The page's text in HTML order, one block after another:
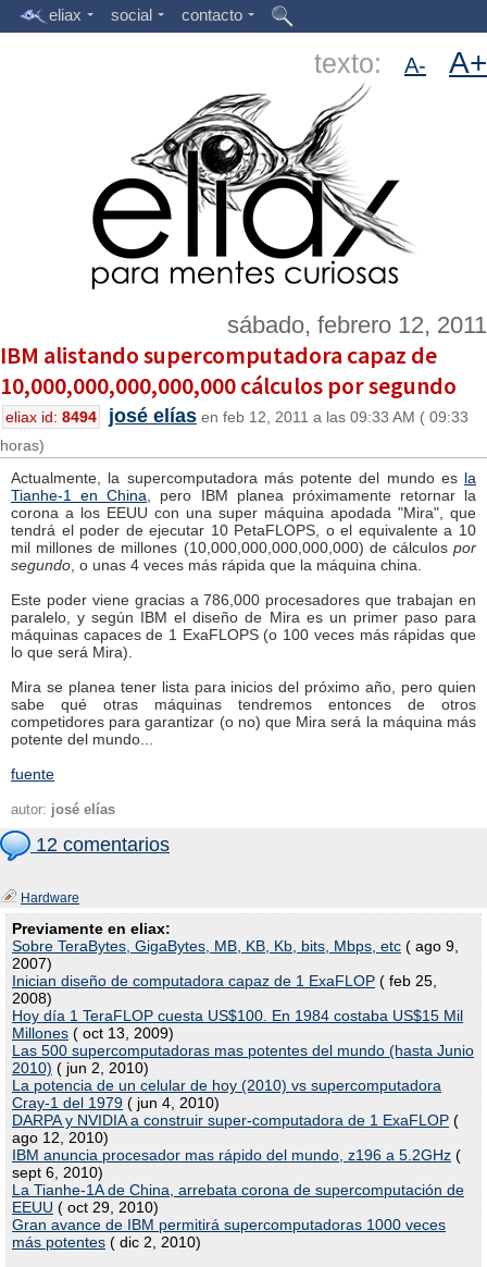
eliax social contacto
texto: A- A+
sábado, febrero 12, 2011
IBM alistando supercomputadora capaz de
10,000,000,000,000,000 cálculos por segundo
eliax id: 8494 josé elías en feb 12, 2011 a las 09:33 AM ( 09:33
horas)
Actualmente, la supercomputadora más potente del mundo es la
Tianhe-1 en China , pero IBM planea próximamente retornar la
corona a los EEUU con una super máquina apodada "Mira", que
tendrá el poder de ejecutar 10 PetaFLOPS, o el equivalente a 10
mil millones de millones (10,000,000,000,000,000) de cálculos por
segundo , o unas 4 veces más rápida que la máquina china.
Este poder viene gracias a 786,000 procesadores que trabajan en
paralelo, y según IBM el diseño de Mira es un primer paso para
máquinas capaces de 1 ExaFLOPS (o 100 veces más rápidas que
lo que será Mira).
Mira se planea tener lista para inicios del próximo año, pero quien
sabe qué otras máquinas tendremos entonces de otros
competidores para garantizar (o no) que Mira será la máquina más
potente del mundo...
fuente
autor: josé elías
12 comentarios
Hardware
Previamente en eliax:
Sobre TeraBytes, GigaBytes, MB, KB, Kb, bits, Mbps, etc ( ago 9,
2007)
Inician diseño de computadora capaz de 1 ExaFLOP ( feb 25,
2008)
Hoy día 1 TeraFLOP cuesta US$100. En 1984 costaba US$15 Mil
Millones ( oct 13, 2009)
Las 500 supercomputadoras mas potentes del mundo (hasta Junio
2010) ( jun 2, 2010)
La potencia de un celular de hoy (2010) vs supercomputadora
Cray-1 del 1979 ( jun 4, 2010)
DARPA y NVIDIA a construir super-computadora de 1 ExaFLOP (
ago 12, 2010)
IBM anuncia procesador mas rápido del mundo, z196 a 5.2GHz (
sept 6, 2010)
La Tianhe-1A de China, arrebata corona de supercomputación de
EEUU ( oct 29, 2010)
Gran avance de IBM permitirá supercomputadoras 1000 veces
más potentes ( dic 2, 2010)